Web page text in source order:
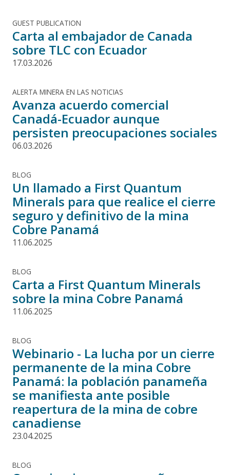
GUEST PUBLICATION
Carta al embajador de Canada
sobre TLC con Ecuador
17.03.2026
ALERTA MINERA EN LAS NOTICIAS
Avanza acuerdo comercial
Canadá-Ecuador aunque
persisten preocupaciones sociales
06.03.2026
BLOG
Un llamado a First Quantum
Minerals para que realice el cierre
seguro y definitivo de la mina
Cobre Panamá
11.06.2025
BLOG
Carta a First Quantum Minerals
sobre la mina Cobre Panamá
11.06.2025
BLOG
Webinario - La lucha por un cierre
permanente de la mina Cobre
Panamá: la población panameña
se manifiesta ante posible
reapertura de la mina de cobre
canadiense
23.04.2025
BLOG